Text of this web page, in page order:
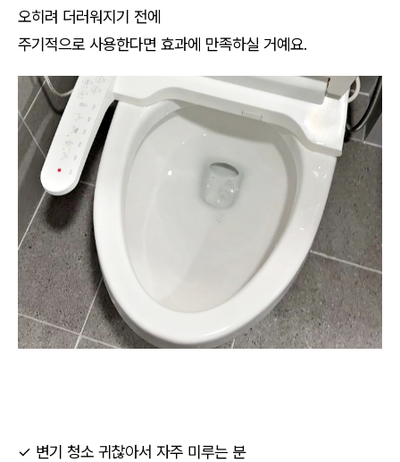
오히려 더러워지기 전에
주기적으로 사용한다면 효과에 만족하실 거예요.
✓ 변기 청소 귀찮아서 자주 미루는 분